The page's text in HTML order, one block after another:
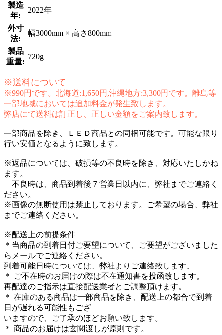
製造
年:
2022年
外寸
法:
幅3000mm × 高さ800mm
製品
重量:
720g
※送料について
※990円です。北海道:1,650円,沖縄地方:3,300円です。離島等
一部地域においては追加料金が発生致します。
弊店にて送料は訂正し、正しい金額をご案内致します。
一部商品を除き、ＬＥＤ商品との同梱可能です。可能な限り
行い安価となるように致します。
※返品については、破損等の不良時を除き、対応いたしかね
ます。
不良時は、商品到着後７営業日以内に、弊社までご連絡く
ださい。
※画像の無断使用は禁止しております。ご希望の場合、弊社
までご連絡ください。
※配送上の前提条件
＊当商品の到着日付ご要望について、ご要望がございました
らメールでご連絡ください。
到着可能日時については、弊社よりご連絡致します。
＊ ご不在時のお届けの際は不在通知書を投函致します。
再配達のご指示は直接配送業者とご調整頂けます。
＊ 在庫のある商品は一部商品を除き、配送上の都合で到着
日が遅れる可能性もござ
いますので、ご了承のほどお願い致します。
＊ 商品のお届けは玄関渡しが原則です。